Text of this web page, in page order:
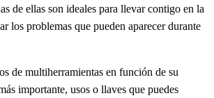
de ellas son ideales para llevar contigo en la
los problemas que pueden aparecer durante
de multiherramientas en función de su
importante, usos o llaves que puedes